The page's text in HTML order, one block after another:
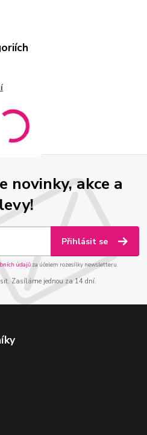
novinky, akce a
Přihlásit se
údajůza účelem rozesílky newsletteru.
Zasíláme jednou za 14 dní.